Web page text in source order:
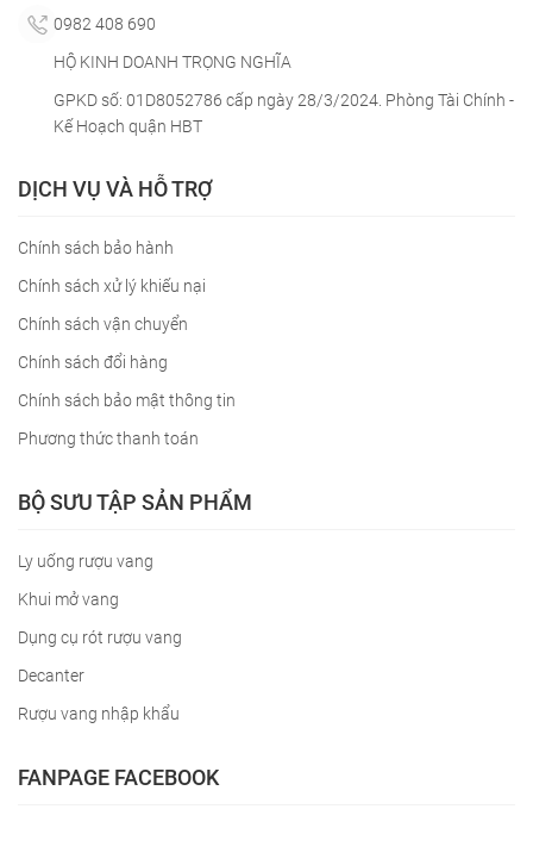
0982 408 690
HỘ KINH DOANH TRỌNG NGHĨA
GPKD số: 01D8052786 cấp ngày 28/3/2024. Phòng Tài Chính -
Kế Hoạch quận HBT
DỊCH VỤ VÀ HỖ TRỢ
Chính sách bảo hành
Chính sách xử lý khiếu nại
Chính sách vận chuyển
Chính sách đổi hàng
Chính sách bảo mật thông tin
Phương thức thanh toán
BỘ SƯU TẬP SẢN PHẨM
Ly uống rượu vang
Khui mở vang
Dụng cụ rót rượu vang
Decanter
Rượu vang nhập khẩu
FANPAGE FACEBOOK